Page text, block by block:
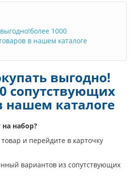
1000
в нашем каталоге
выгодно!
сопутствующих
нашем каталоге
набор?
и перейдите в карточку
вариантов из сопутствующих